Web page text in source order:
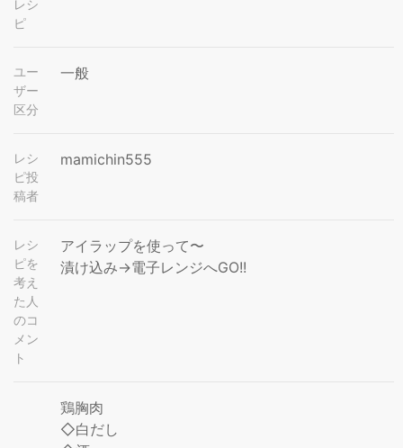
レシ
ピ
ユー
ザー
区分
一般
レシ
ピ投
稿者
mamichin555
レシ
ピを
考え
た人
のコ
メン
ト
アイラップを使って〜
漬け込み→電子レンジへGO!!
鶏胸肉
◇白だし